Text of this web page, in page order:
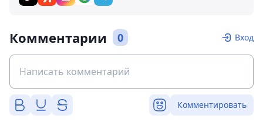
Комментарии 0 Вход
Комментировать